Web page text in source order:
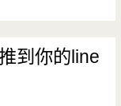
到你的line